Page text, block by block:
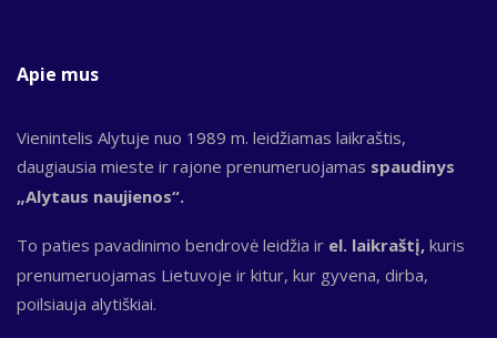
Apie mus
Vienintelis Alytuje nuo 1989 m. leidžiamas laikraštis,
daugiausia mieste ir rajone prenumeruojamas spaudinys
„Alytaus naujienos“.
To paties pavadinimo bendrovė leidžia ir el. laikraštį, kuris
prenumeruojamas Lietuvoje ir kitur, kur gyvena, dirba,
poilsiauja alytiškiai.